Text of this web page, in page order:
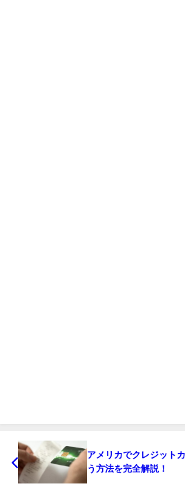
アメリカでクレジット
う方法を完全解説！